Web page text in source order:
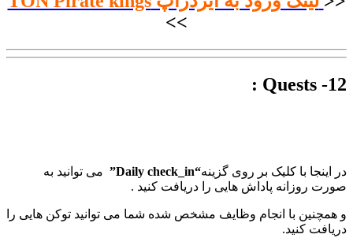
>>
12- Quests :
در اینجا با کلیک بر روی گزینه“Daily check_in”
می توانید به
صورت روزانه پاداش هایی را دریافت کنید .
و همچنین با انجام وظایف مشخص شده شما می توانید توکن هایی را
دریافت کنید.